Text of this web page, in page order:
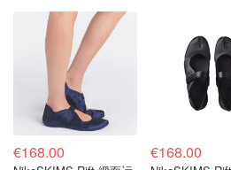
€168.00 €168.00